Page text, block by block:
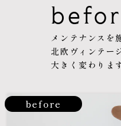
メンテナンスを
北欧ヴィンテー
大きく変わりま
before